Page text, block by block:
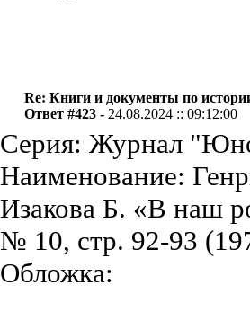
Re: Книги и документы по
Ответ #423 - 24.08.2024 :: 09:12:00
Серия: Журнал
Наименование:
Изакова Б. «В наш
№ 10, стр. 92-93
Обложка: